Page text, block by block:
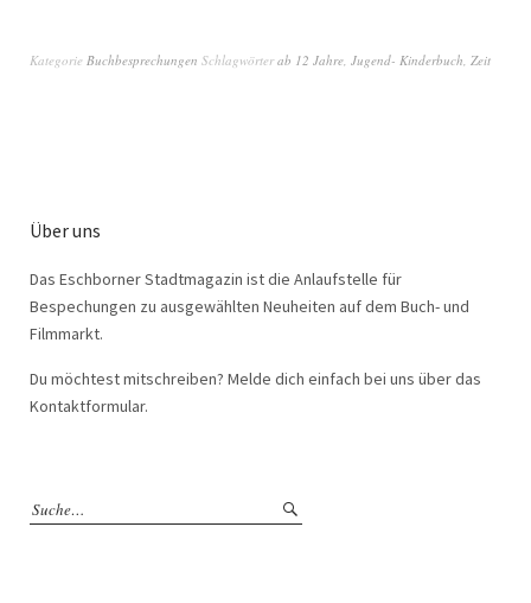
Kategorie Buchbesprechungen Schlagwörterab 12 Jahre, Jugend- Kinderbuch, Zeit
Über uns
Das Eschborner Stadtmagazin ist die Anlaufstelle für
Bespechungen zu ausgewählten Neuheiten auf dem Buch- und
Filmmarkt.
Du möchtest mitschreiben? Melde dich einfach bei uns über das
Kontaktformular.